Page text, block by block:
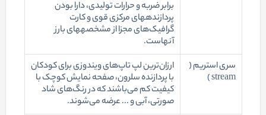
برابر ضربه و حرارات تولیدی، دارا بودن
پردازنده‎های مرکزی قوی و کارت
گرافیک‌های مجزا از مشخصه‎های بارز
آنهاست.
سری استریم (
stream )
ارزان‌ترین لپ تاپ‌های ویندوزی برای کودکان
با پردازنده سلرون، صفحه نمایش کوچک با
کیفیت کم می‌باشند که در رنگ‌های شاد
صورتی، آبی و ... عرضه می‌شوند.